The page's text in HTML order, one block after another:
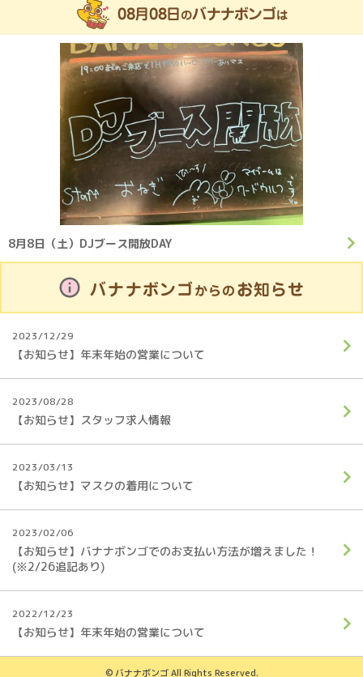
08月08日 のバナナボンゴは
8月8日（土）DJブース開放DAY
バナナボンゴ からの お知らせ
2023/12/29
【お知らせ】年末年始の営業について
2023/08/28
【お知らせ】スタッフ求人情報
2023/03/13
【お知らせ】マスクの着用について
2023/02/06
【お知らせ】バナナボンゴでのお支払い方法が増えました！
(※2/26追記あり)
2022/12/23
【お知らせ】年末年始の営業について
© バナナボンゴ All Rights Reserved.